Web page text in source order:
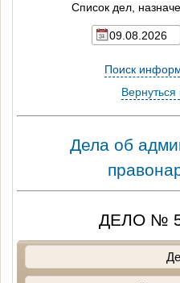
Список дел,
Поиск
Вернуться
Дела об
ДЕЛО №